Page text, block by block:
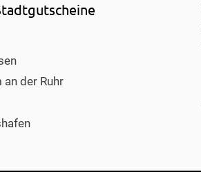
an der Ruhr